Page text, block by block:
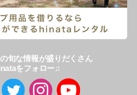
旬な情報が盛りだくさん
をフォロー♫